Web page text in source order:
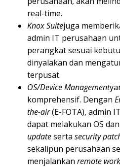
real-time.
Knox Suitejuga
admin IT perusahaan
perangkat sesuai
dinyalakan dan
terpusat.
OS/Device Management
komprehensif. Dengan
the-air(E-FOTA), admin
dapat melakukan OS dan
updateserta security
sekalipun perusahaan
menjalankan remote